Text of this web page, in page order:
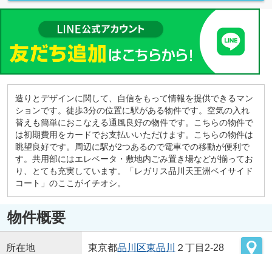
造りとデザインに関して、自信をもって情報を提供できるマン
ションです。徒歩3分の位置に駅がある物件です。空気の入れ
替えも簡単におこなえる通風良好の物件です。こちらの物件で
は初期費用をカードでお支払いいただけます。こちらの物件は
眺望良好です。周辺に駅が2つあるので電車での移動が便利で
す。共用部にはエレベータ・敷地内ごみ置き場などが揃ってお
り、とても充実しています。「レガリス品川天王洲ベイサイド
コート」のここがイチオシ。
物件概要
所在地 東京都品川区東品川 ２丁目2-28